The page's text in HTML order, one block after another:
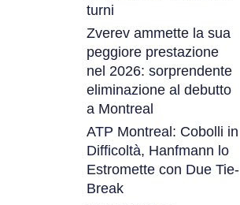
turni
Zverev ammette la sua
peggiore prestazione
nel 2026: sorprendente
eliminazione al debutto
a Montreal
ATP Montreal: Cobolli in
Difficoltà, Hanfmann lo
Estromette con Due Tie-
Break